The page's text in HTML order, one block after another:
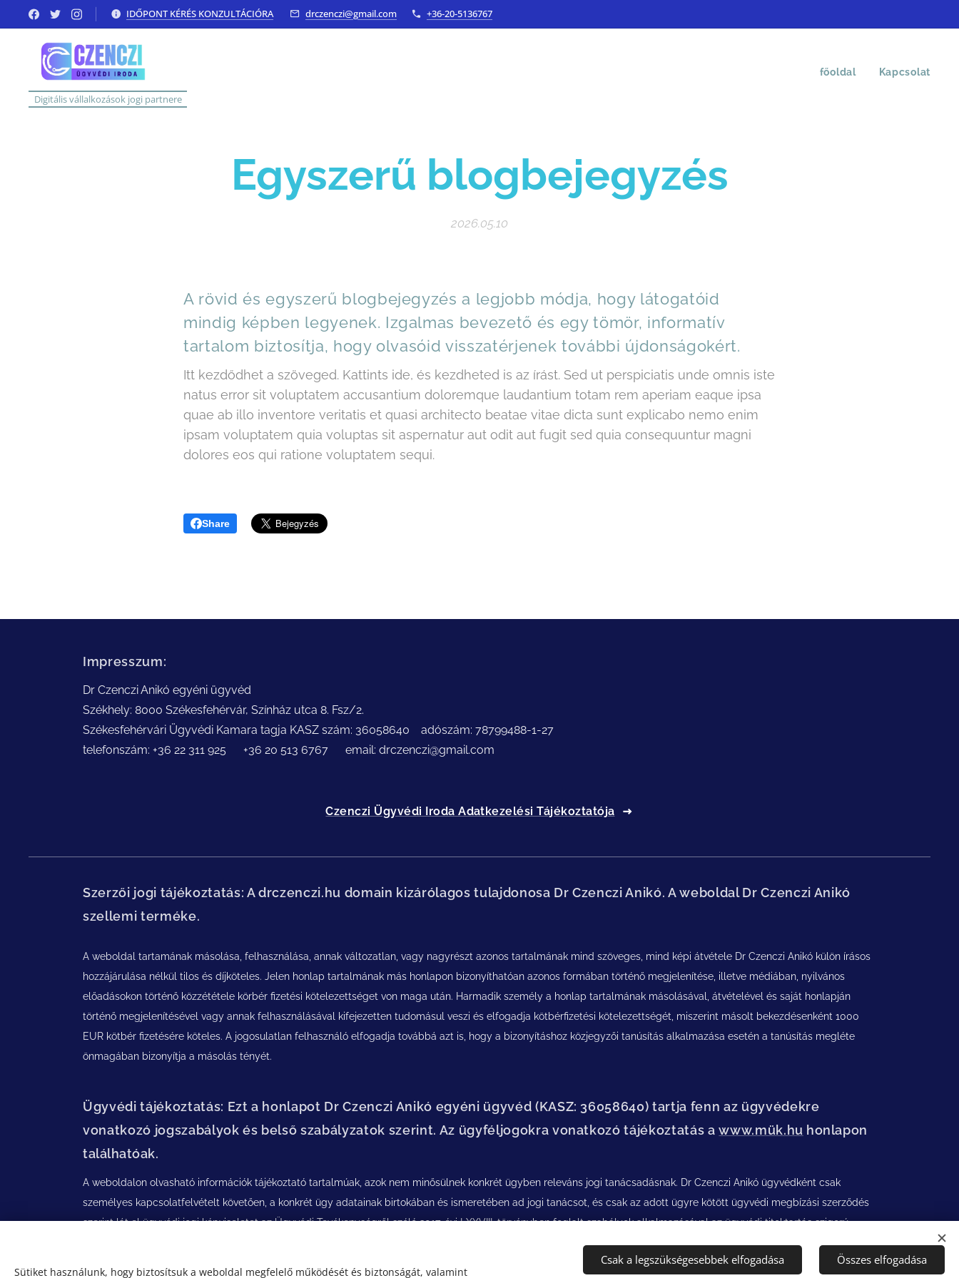
IDŐPONT KÉRÉS KONZULTÁCIÓRA drczenczi@gmail.com +36-20-5136767
Digitális vállalkozások jogi partnere
főoldal Kapcsolat
Egyszerű blogbejegyzés
2026.05.10
A rövid és egyszerű blogbejegyzés a legjobb módja, hogy látogatóid
mindig képben legyenek. Izgalmas bevezető és egy tömör, informatív
tartalom biztosítja, hogy olvasóid visszatérjenek további újdonságokért.
Itt kezdődhet a szöveged. Kattints ide, és kezdheted is az írást. Sed ut perspiciatis unde omnis iste
natus error sit voluptatem accusantium doloremque laudantium totam rem aperiam eaque ipsa
quae ab illo inventore veritatis et quasi architecto beatae vitae dicta sunt explicabo nemo enim
ipsam voluptatem quia voluptas sit aspernatur aut odit aut fugit sed quia consequuntur magni
dolores eos qui ratione voluptatem sequi.
Share
Impresszum:
Dr Czenczi Anikó egyéni ügyvéd
Székhely: 8000 Székesfehérvár, Színház utca 8. Fsz/2.
Székesfehérvári Ügyvédi Kamara tagja KASZ szám: 36058640 adószám: 78799488-1-27
telefonszám: +36 22 311 925 +36 20 513 6767 email: drczenczi@gmail.com
Czenczi Ügyvédi Iroda Adatkezelési Tájékoztatója
Szerzői jogi tájékoztatás: A drczenczi.hu domain kizárólagos tulajdonosa Dr Czenczi Anikó. A weboldal Dr Czenczi Anikó
szellemi terméke.
A weboldal tartamának másolása, felhasználása, annak változatlan, vagy nagyrészt azonos tartalmának mind szöveges, mind képi átvétele Dr Czenczi Anikó külön írásos
hozzájárulása nélkül tilos és díjköteles. Jelen honlap tartalmának más honlapon bizonyíthatóan azonos formában történő megjelenítése, illetve médiában, nyilvános
előadásokon történő közzététele körbér fizetési kötelezettséget von maga után. Harmadik személy a honlap tartalmának másolásával, átvételével és saját honlapján
történő megjelenítésével vagy annak felhasználásával kifejezetten tudomásul veszi és elfogadja kötbérfizetési kötelezettségét, miszerint másolt bekezdésenként 1000
EUR kötbér fizetésére köteles. A jogosulatlan felhasználó elfogadja továbbá azt is, hogy a bizonyításhoz közjegyzői tanúsítás alkalmazása esetén a tanúsítás megléte
önmagában bizonyítja a másolás tényét.
Ügyvédi tájékoztatás: Ezt a honlapot Dr Czenczi Anikó egyéni ügyvéd (KASZ: 36058640) tartja fenn az ügyvédekre
vonatkozó jogszabályok és belső szabályzatok szerint. Az ügyféljogokra vonatkozó tájékoztatás awww.mük.hu honlapon
találhatóak.
A weboldalon olvasható információk tájékoztató tartalmúak, azok nem minősülnek konkrét ügyben releváns jogi tanácsadásnak. Dr Czenczi Anikó ügyvédként csak
személyes kapcsolatfelvételt követően, a konkrét ügy adatainak birtokában és ismeretében ad jogi tanácsot, és csak az adott ügyre kötött ügyvédi megbízási szerződés
szerint lát el ügyvédi jogi képviseletet az Ügyvédi Tevékenységről szóló 2017. évi LXXVIII. törvényben foglalt szabályok alkalmazásával az ügyvédi titoktartás szigorú
Sütiket használunk, hogy biztosítsuk a weboldal megfelelő működését és biztonságát, valamint
Csak a legszükségesebbek elfogadása Összes elfogadása